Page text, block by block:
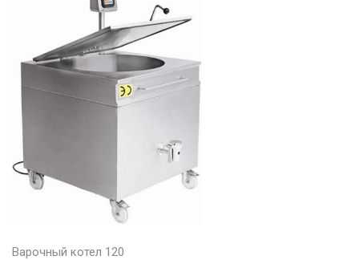
Варочный котел 120